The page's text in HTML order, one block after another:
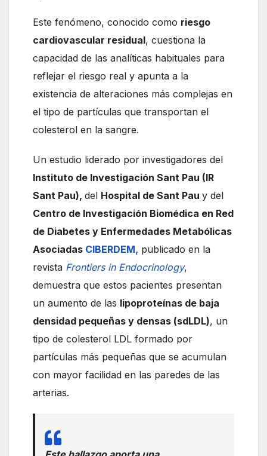
Este fenómeno, conocido como riesgo
cardiovascular residual, cuestiona la
capacidad de las analíticas habituales para
reflejar el riesgo real y apunta a la
existencia de alteraciones más complejas en
el tipo de partículas que transportan el
colesterol en la sangre.
Un estudio liderado por investigadores del
Instituto de Investigación Sant Pau (IR
Sant Pau), del Hospital de Sant Pau y del
Centro de Investigación Biomédica en Red
de Diabetes y Enfermedades Metabólicas
Asociadas CIBERDEM, publicado en la
revista Frontiers in Endocrinology,
demuestra que estos pacientes presentan
un aumento de las lipoproteínas de baja
densidad pequeñas y densas (sdLDL), un
tipo de colesterol LDL formado por
partículas más pequeñas que se acumulan
con mayor facilidad en las paredes de las
arterias.